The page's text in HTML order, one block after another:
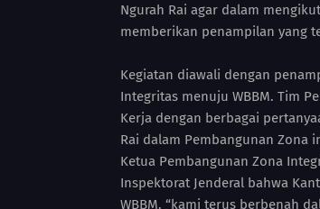
Ngurah Rai agar dalam
memberikan penampilan yang
Kegiatan diawali dengan
Integritas menuju WBBM. Tim
Kerja dengan berbagai
Rai dalam Pembangunan Zona
Ketua Pembangunan Zona
Inspektorat Jenderal bahwa
WBBM. “kami terus berbenah